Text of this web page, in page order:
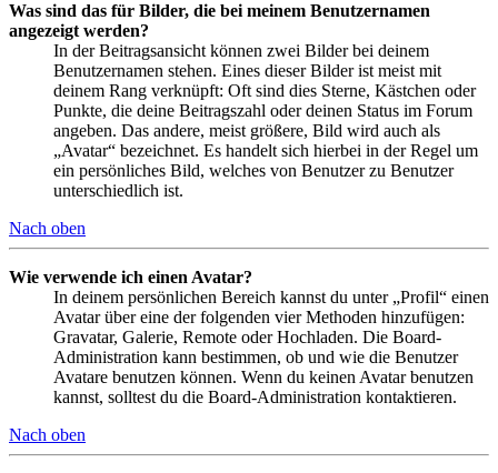
Was sind das für Bilder, die bei meinem Benutzernamen
angezeigt werden?
In der Beitragsansicht können zwei Bilder bei deinem
Benutzernamen stehen. Eines dieser Bilder ist meist mit
deinem Rang verknüpft: Oft sind dies Sterne, Kästchen oder
Punkte, die deine Beitragszahl oder deinen Status im Forum
angeben. Das andere, meist größere, Bild wird auch als
„Avatar“ bezeichnet. Es handelt sich hierbei in der Regel um
ein persönliches Bild, welches von Benutzer zu Benutzer
unterschiedlich ist.
Nach oben
Wie verwende ich einen Avatar?
In deinem persönlichen Bereich kannst du unter „Profil“ einen
Avatar über eine der folgenden vier Methoden hinzufügen:
Gravatar, Galerie, Remote oder Hochladen. Die Board-
Administration kann bestimmen, ob und wie die Benutzer
Avatare benutzen können. Wenn du keinen Avatar benutzen
kannst, solltest du die Board-Administration kontaktieren.
Nach oben